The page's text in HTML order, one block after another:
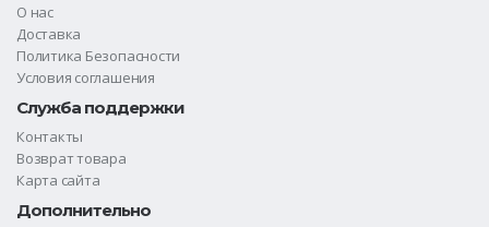
О нас
Доставка
Политика Безопасности
Условия соглашения
Служба поддержки
Контакты
Возврат товара
Карта сайта
Дополнительно